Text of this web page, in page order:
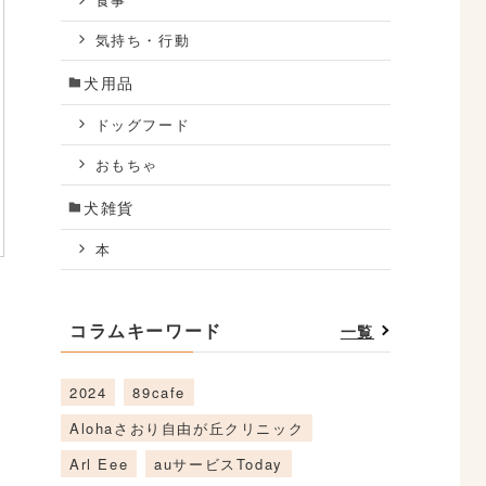
気持ち・行動
犬用品
ドッグフード
おもちゃ
犬雑貨
本
コラムキーワード 一覧
2024
89cafe
Alohaさおり自由が丘クリニック
Arl Eee
auサービスToday